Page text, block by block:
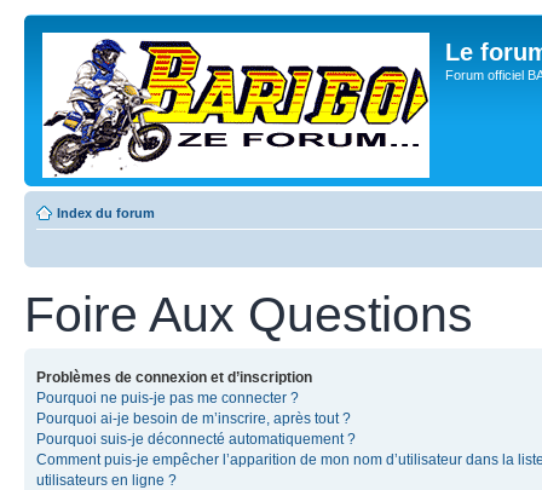
Le
Forum officiel
Index du forum
Foire Aux Questions
Problèmes de connexion et d’inscription
Pourquoi ne puis-je pas me connecter ?
Pourquoi ai-je besoin de m’inscrire, après tout ?
Pourquoi suis-je déconnecté automatiquement ?
Comment puis-je empêcher l’apparition de mon nom d’utilisateur dans la
utilisateurs en ligne ?